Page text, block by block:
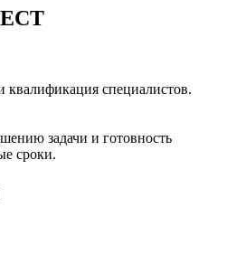
специалистов.
задачи и готовность
сроки.